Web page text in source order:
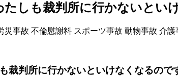
たしも裁判所に行かないとい
災事故 不倫慰謝料 スポーツ事故 動物事故 介護
裁判所に行かないといけなくなるので